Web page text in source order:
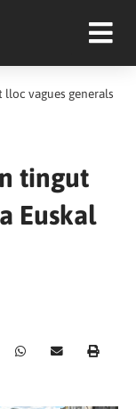
lloc vagues generals
tingut
Euskal